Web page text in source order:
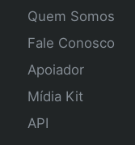
Quem Somos
Fale Conosco
Apoiador
Mídia Kit
API